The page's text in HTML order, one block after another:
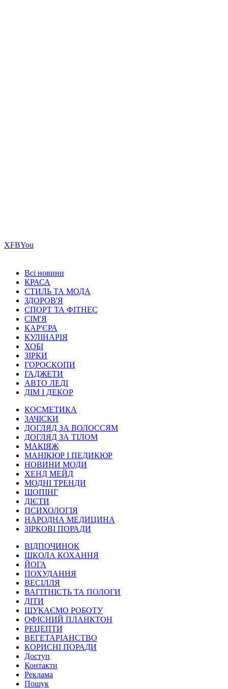
ХFBYou
Всі новини
КРАСА
СТИЛЬ ТА МОДА
ЗДОРОВ'Я
СПОРТ ТА ФІТНЕС
СІМ'Я
КАР'ЄРА
КУЛІНАРІЯ
ХОБІ
ЗІРКИ
ГОРОСКОПИ
ГАДЖЕТИ
АВТО ЛЕДІ
ДІМ І ДЕКОР
КОСМЕТИКА
ЗАЧІСКИ
ДОГЛЯД ЗА ВОЛОССЯМ
ДОГЛЯД ЗА ТІЛОМ
МАКІЯЖ
МАНІКЮР І ПЕДИКЮР
НОВИНИ МОДИ
ХЕНД МЕЙД
МОДНІ ТРЕНДИ
ШОПІНГ
ДІЄТИ
ПСИХОЛОГІЯ
НАРОДНА МЕДИЦИНА
ЗІРКОВІ ПОРАДИ
ВІДПОЧИНОК
ШКОЛА КОХАННЯ
ЙОГА
ПОХУДАННЯ
ВЕСІЛЛЯ
ВАГІТНІСТЬ ТА ПОЛОГИ
ДІТИ
ШУКАЄМО РОБОТУ
ОФІСНИЙ ПЛАНКТОН
РЕЦЕПТИ
ВЕГЕТАРІАНСТВО
КОРИСНІ ПОРАДИ
Доступ
Контакти
Реклама
Пошук